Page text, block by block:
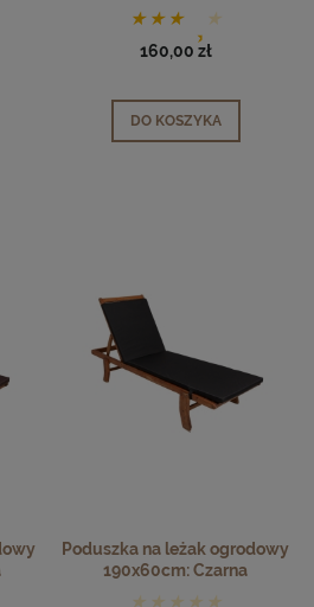
160,00 zł
DO KOSZYKA
Poduszka na leżak ogrodowy
190x60cm: Czarna